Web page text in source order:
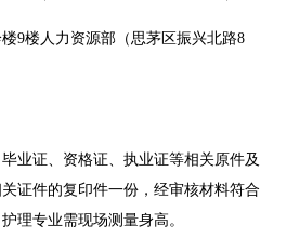
9楼人力资源部（思茅区振兴北路8
业证、资格证、执业证等相关原件及
证件的复印件一份，经审核材料符合
理专业需现场测量身高。